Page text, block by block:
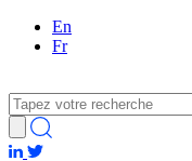
En
Fr